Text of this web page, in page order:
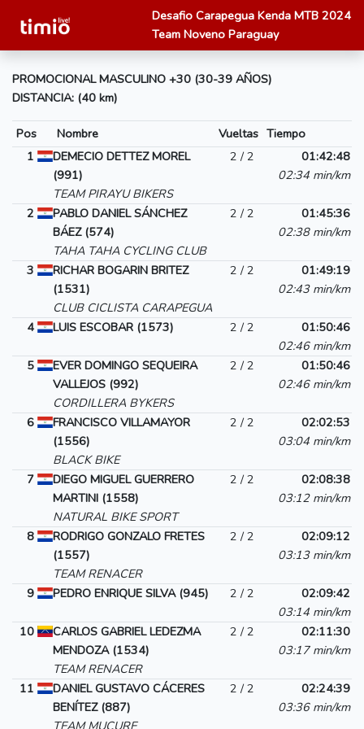
Desafio Carapegua Kenda MTB 2024
Team Noveno Paraguay
PROMOCIONAL MASCULINO +30 (30-39 AÑOS)
DISTANCIA: (40 km)
Pos Nombre Vueltas Tiempo
1
DEMECIO DETTEZ MOREL
(991)
TEAM PIRAYU BIKERS
2 / 2
01:42:48
02:34 min/km
2
PABLO DANIEL SÁNCHEZ
BÁEZ (574)
TAHA TAHA CYCLING CLUB
2 / 2
01:45:36
02:38 min/km
3
RICHAR BOGARIN BRITEZ
(1531)
CLUB CICLISTA CARAPEGUA
2 / 2
01:49:19
02:43 min/km
4 LUIS ESCOBAR (1573) 2 / 2
01:50:46
02:46 min/km
5
EVER DOMINGO SEQUEIRA
VALLEJOS (992)
CORDILLERA BYKERS
2 / 2
01:50:46
02:46 min/km
6
FRANCISCO VILLAMAYOR
(1556)
BLACK BIKE
2 / 2
02:02:53
03:04 min/km
7
DIEGO MIGUEL GUERRERO
MARTINI (1558)
NATURAL BIKE SPORT
2 / 2
02:08:38
03:12 min/km
8
RODRIGO GONZALO FRETES
(1557)
TEAM RENACER
2 / 2
02:09:12
03:13 min/km
9 PEDRO ENRIQUE SILVA (945) 2 / 2
02:09:42
03:14 min/km
10
CARLOS GABRIEL LEDEZMA
MENDOZA (1534)
TEAM RENACER
2 / 2
02:11:30
03:17 min/km
11
DANIEL GUSTAVO CÁCERES
BENÍTEZ (887)
TEAM MUCURE
2 / 2
02:24:39
03:36 min/km